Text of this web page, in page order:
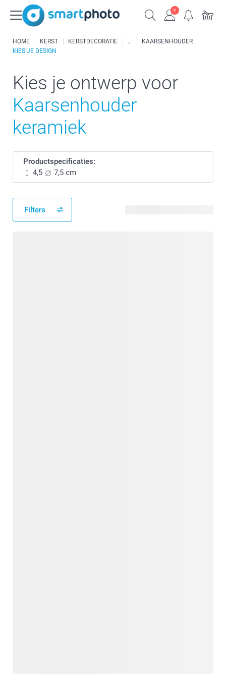
HOME KERST KERSTDECORATIE
KAARSENHOUDER
KIES JE DESIGN
Kies je ontwerp voor
Kaarsenhouder
keramiek
Productspecificaties:
4,5
7,5 cm
Filters